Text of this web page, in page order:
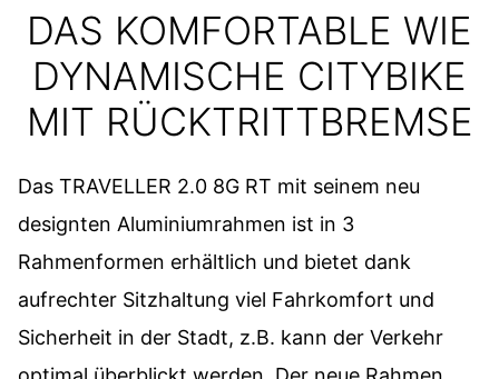
DAS KOMFORTABLE WIE
DYNAMISCHE CITYBIKE
MIT RÜCKTRITTBREMSE
Das TRAVELLER 2.0 8G RT mit seinem neu
designten Aluminiumrahmen ist in 3
Rahmenformen erhältlich und bietet dank
aufrechter Sitzhaltung viel Fahrkomfort und
Sicherheit in der Stadt, z.B. kann der Verkehr